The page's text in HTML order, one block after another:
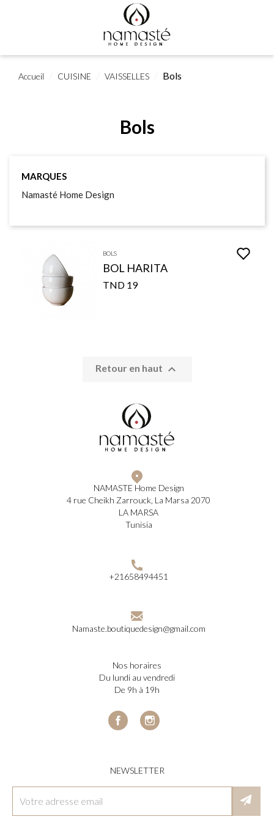
Accueil CUISINE VAISSELLES Bols
Bols
MARQUES
Namasté Home Design
BOLS
BOL HARITA
19 TND
Retour en haut 
NAMASTE Home Design
4 rue Cheikh Zarrouck, La Marsa 2070
LA MARSA
Tunisia
+21658494451
Namaste.boutiquedesign@gmail.com
nos horaires
du lundi au vendredi
de 9h à 19h
Facebook
NEWSLETTER